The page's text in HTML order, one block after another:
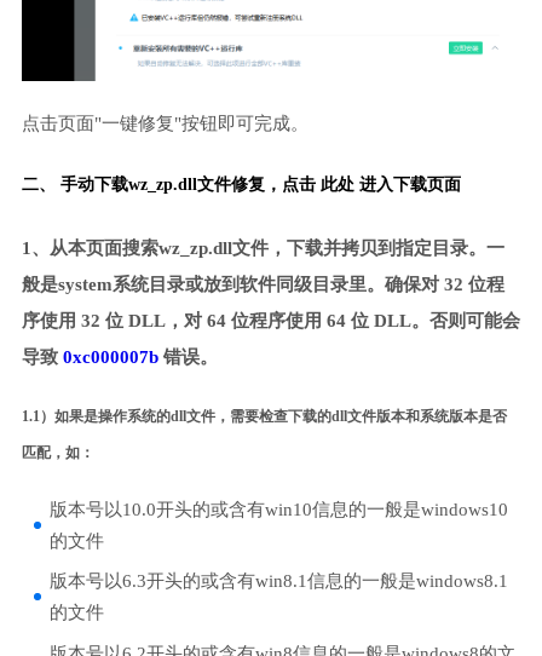
点击页面"一键修复"按钮即可完成。
二、 手动下载wz_zp.dll文件修复， 点击 此处 进入下载页面
1、从本页面搜索wz_zp.dll文件，下载并拷贝到指定目录。一
般是system系统目录或放到软件同级目录里。确保对 32 位程
序使用 32 位 DLL，对 64 位程序使用 64 位 DLL。否则可能会
导致 0xc000007b错误。
1.1）如果是操作系统的dll文件，需要检查下载的dll文件版本和系统版本是否
匹配，如：
版本号以10.0开头的或含有win10信息的一般是windows10
的文件
版本号以6.3开头的或含有win8.1信息的一般是windows8.1
的文件